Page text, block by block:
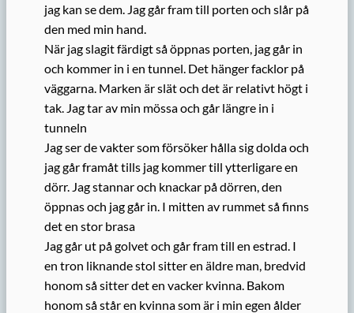
jag kan se dem. Jag går fram till porten och slår på
den med min hand.
När jag slagit färdigt så öppnas porten, jag går in
och kommer in i en tunnel. Det hänger facklor på
väggarna. Marken är slät och det är relativt högt i
tak. Jag tar av min mössa och går längre in i
tunneln
Jag ser de vakter som försöker hålla sig dolda och
jag går framåt tills jag kommer till ytterligare en
dörr. Jag stannar och knackar på dörren, den
öppnas och jag går in. I mitten av rummet så finns
det en stor brasa
Jag går ut på golvet och går fram till en estrad. I
en tron liknande stol sitter en äldre man, bredvid
honom så sitter det en vacker kvinna. Bakom
honom så står en kvinna som är i min egen ålder